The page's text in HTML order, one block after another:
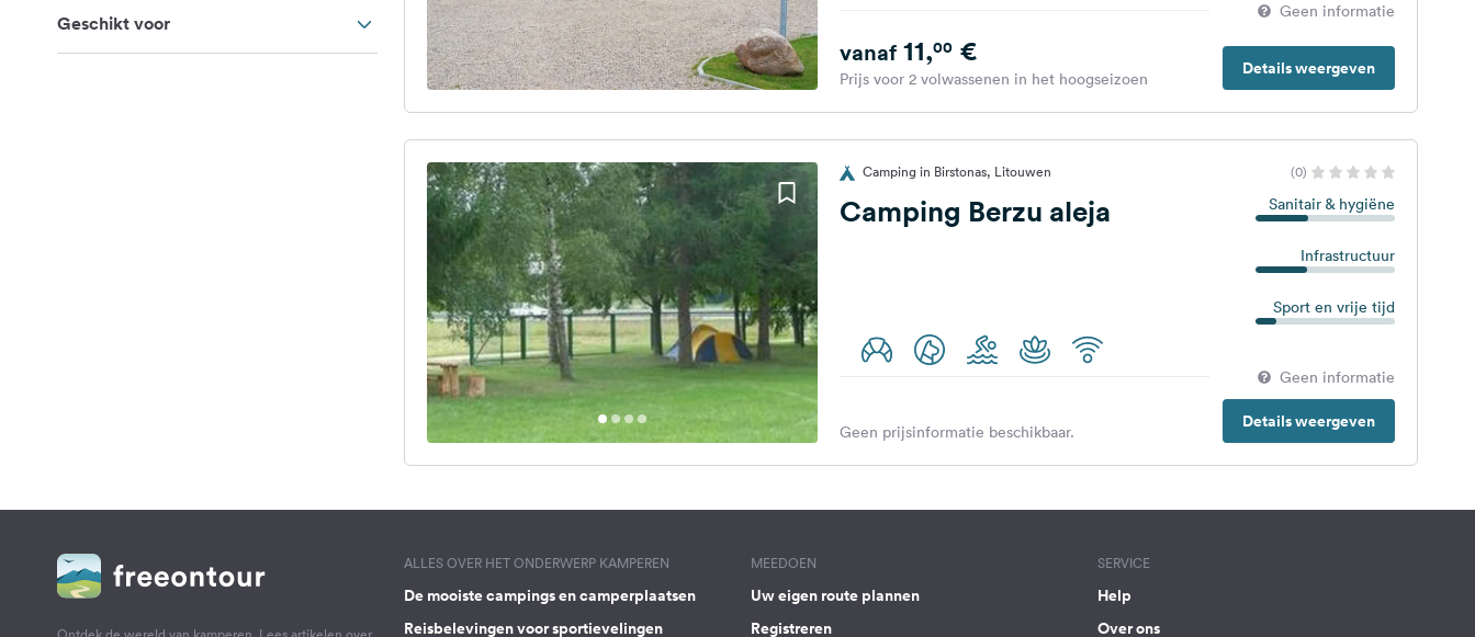
Geschikt voor
Geen informatie
Details weergeven
vanaf11,00€
Prijs voor 2 volwassenen in het hoogseizoen
Camping in Birstonas, Litouwen (0)
Camping Berzu aleja Sanitair & hygiëne
Infrastructuur
Sport en vrije tijd
Geen informatie
Details weergeven
Geen prijsinformatie beschikbaar.
ALLES OVER HET ONDERWERP KAMPEREN
De mooiste campings en camperplaatsen
Reisbelevingen voor sportievelingen
MEEDOEN
Uw eigen route plannen
Registreren
SERVICE
Help
Over ons